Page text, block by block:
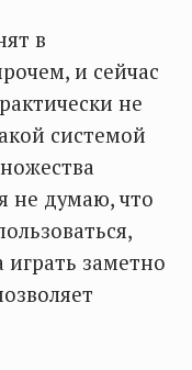
в
и сейчас
не
системой
не думаю, что
играть заметно